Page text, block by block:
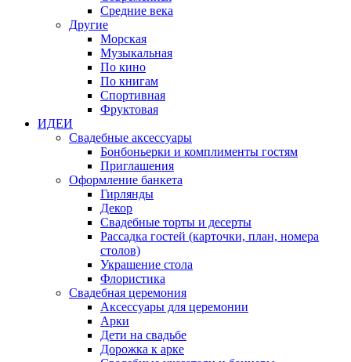
Средние века
Другие
Морская
Музыкальная
По кино
По книгам
Спортивная
Фруктовая
ИДЕИ
Свадебные аксессуары
Бонбоньерки и комплименты гостям
Приглашения
Оформление банкета
Гирлянды
Декор
Свадебные торты и десерты
Рассадка гостей (карточки, план, номера
столов)
Украшение стола
Флористика
Свадебная церемония
Аксессуары для церемонии
Арки
Дети на свадьбе
Дорожка к арке